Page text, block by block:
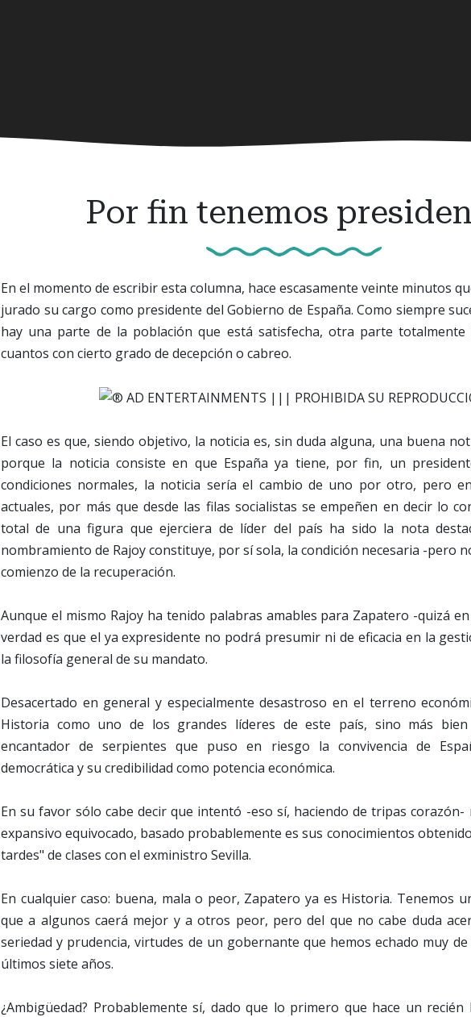
Por fin tenemos
En el momento de escribir esta columna, hace escasamente veinte minutos
jurado su cargo como presidente del Gobierno de España. Como siempre
hay una parte de la población que está satisfecha, otra parte
cuantos con cierto grado de decepción o cabreo.
El caso es que, siendo objetivo, la noticia es, sin duda alguna, una buena
porque la noticia consiste en que España ya tiene, por fin, un
condiciones normales, la noticia sería el cambio de uno por otro, pero
actuales, por más que desde las filas socialistas se empeñen en decir lo
total de una figura que ejerciera de líder del país ha sido la nota
nombramiento de Rajoy constituye, por sí sola, la condición necesaria -pero
comienzo de la recuperación.
Aunque el mismo Rajoy ha tenido palabras amables para Zapatero -quizá
verdad es que el ya expresidente no podrá presumir ni de eficacia en la
la filosofía general de su mandato.
Desacertado en general y especialmente desastroso en el terreno
Historia como uno de los grandes líderes de este país, sino más
encantador de serpientes que puso en riesgo la convivencia de
democrática y su credibilidad como potencia económica.
En su favor sólo cabe decir que intentó -eso sí, haciendo de tripas
expansivo equivocado, basado probablemente es sus conocimientos
tardes" de clases con el exministro Sevilla.
En cualquier caso: buena, mala o peor, Zapatero ya es Historia. Tenemos
que a algunos caerá mejor y a otros peor, pero del que no cabe duda
seriedad y prudencia, virtudes de un gobernante que hemos echado muy
últimos siete años.
¿Ambigüedad? Probablemente sí, dado que lo primero que hace un